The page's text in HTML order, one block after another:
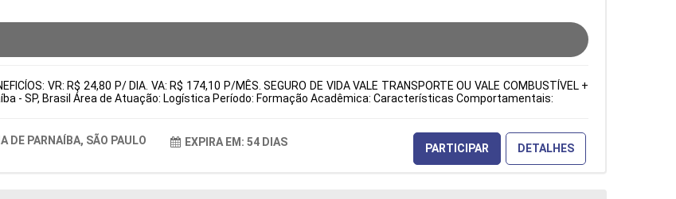
VR: R$ 24,80 P/ DIA. VA: R$ 174,10 P/MÊS. SEGURO DE VIDA VALE TRANSPORTE OU VALE COMBUSTÍVEL +
- SP, Brasil Área de Atuação: Logística Período: Formação Acadêmica: Características Comportamentais:
DE PARNAÍBA, SÃO PAULO EXPIRA EM: 54 DIAS PARTICIPAR DETALHES